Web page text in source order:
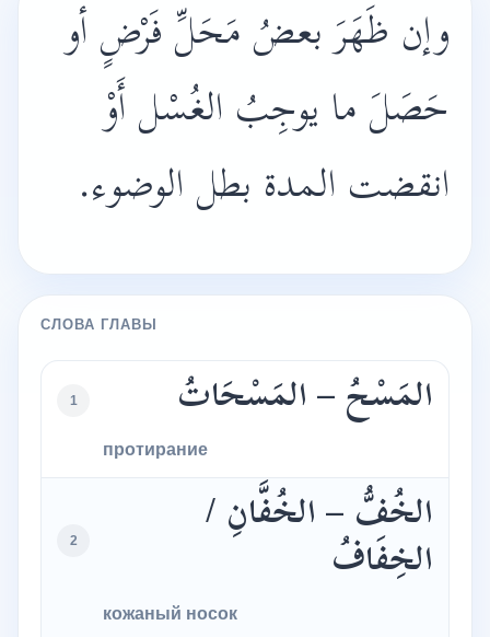
وإن ظَهَرَ بعضُ مَحَلِّ فَرْضٍ أو
حَصَلَ ما يوجِبُ الغُسْل أَوْ
انقضت المدة بطل الوضوء.
СЛОВА ГЛАВЫ
1 المَسْحُ – المَسْحَاتُ
протирание
2 الخُفُّ – الخُفَّانِ /
الخِفَافُ
кожаный носок